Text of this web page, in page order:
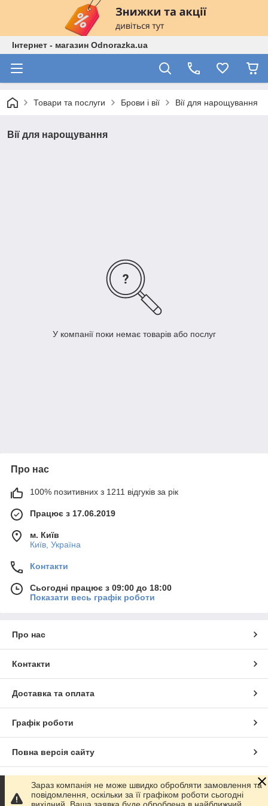
Інтернет - магазин Odnorazka.ua
Товари та послуги Брови і вії Вії для нарощування
Вії для нарощування
У компанії поки немає товарів або послуг
Про нас
100% позитивних з 1211 відгуків за рік
Працює з 17.06.2019
м. Київ
Київ, Україна
Контакти
Сьогодні працює з 09:00 до 18:00
Показати весь графік роботи
Про нас
Контакти
Доставка та оплата
Графік роботи
Повна версія сайту
Сайт створено на маркетплейсіProm.ua
Зараз компанія не може швидко обробляти замовлення та
повідомлення, оскільки за її графіком роботи сьогодні